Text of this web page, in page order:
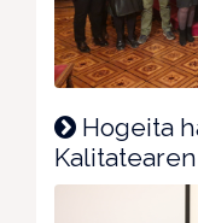
Hogeita